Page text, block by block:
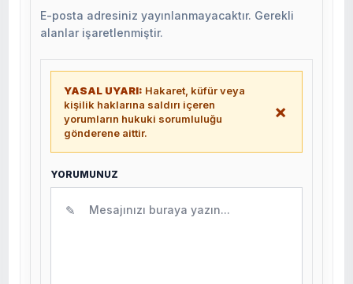
E-posta adresiniz yayınlanmayacaktır. Gerekli
alanlar işaretlenmiştir.
YASAL UYARI: Hakaret, küfür veya
kişilik haklarına saldırı içeren
yorumların hukuki sorumluluğu
gönderene aittir.
×
YORUMUNUZ
✎